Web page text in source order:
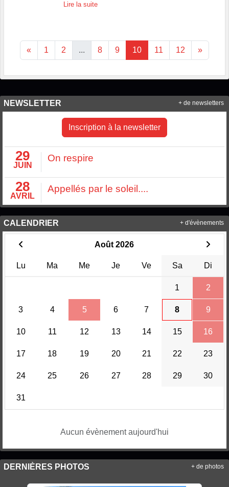
Lire la suite
« 1 2 ... 8 9 10 11 12 »
NEWSLETTER
Inscription à la newsletter
29
JUIN
On respire
28
AVRIL
Appellés par le soleil....
+ de newsletters
CALENDRIER
Août 2026
Lu Ma Me Je Ve Sa Di
1 2
3 4 5 6 7 8 9
10 11 12 13 14 15 16
17 18 19 20 21 22 23
24 25 26 27 28 29 30
31
Aucun évènement aujourd'hui
+ d'évènements
DERNIÈRES PHOTOS + de photos